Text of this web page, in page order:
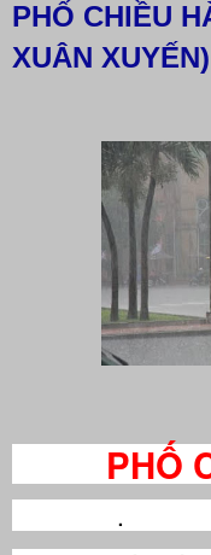
PHỐ CHIỀU
XUÂN XUYẾN)
PHỐ
.